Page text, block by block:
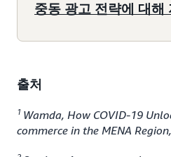
중동 광고 전략에 대해
출처
1 Wamda, How COVID-19
commerce in the MENA